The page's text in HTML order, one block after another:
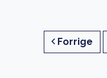
Forrige